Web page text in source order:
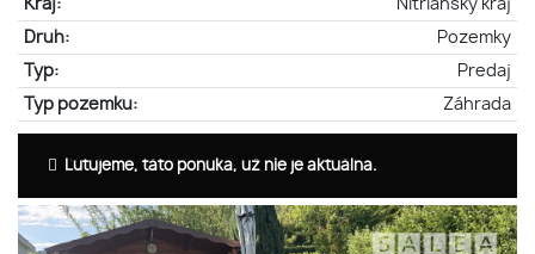
Kraj:
Nitriansky kraj
Druh:
Pozemky
Typ:
Predaj
Typ pozemku:
Záhrada
Ľutujeme, táto ponuka, už nie je aktuálna.